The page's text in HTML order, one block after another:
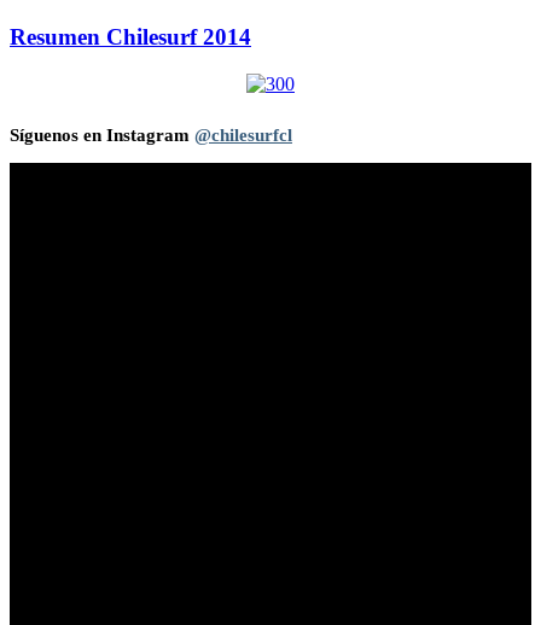
Resumen Chilesurf 2014
Síguenos en Instagram @chilesurfcl